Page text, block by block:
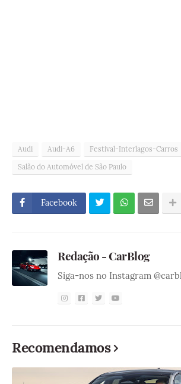
Audi Audi-A6
Festival-Interlagos-Carros
Salão do Automóvel de São Paulo
Facebook
Redação - CarBlog
Siga-nos no Instagram
Recomendamos